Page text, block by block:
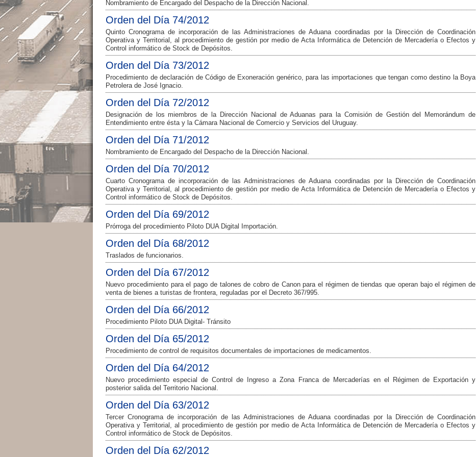
Nombramiento de Encargado del Despacho de la Dirección Nacional.
Orden del Día 74/2012
Quinto Cronograma de incorporación de las Administraciones de Aduana coordinadas por la Dirección de Coordinación
Operativa y Territorial, al procedimiento de gestión por medio de Acta Informática de Detención de Mercadería o Efectos y
Control informático de Stock de Depósitos.
Orden del Día 73/2012
Procedimiento de declaración de Código de Exoneración genérico, para las importaciones que tengan como destino la Boya
Petrolera de José Ignacio.
Orden del Día 72/2012
Designación de los miembros de la Dirección Nacional de Aduanas para la Comisión de Gestión del Memorándum de
Entendimiento entre ésta y la Cámara Nacional de Comercio y Servicios del Uruguay.
Orden del Día 71/2012
Nombramiento de Encargado del Despacho de la Dirección Nacional.
Orden del Día 70/2012
Cuarto Cronograma de incorporación de las Administraciones de Aduana coordinadas por la Dirección de Coordinación
Operativa y Territorial, al procedimiento de gestión por medio de Acta Informática de Detención de Mercadería o Efectos y
Control informático de Stock de Depósitos.
Orden del Día 69/2012
Prórroga del procedimiento Piloto DUA Digital Importación.
Orden del Día 68/2012
Traslados de funcionarios.
Orden del Día 67/2012
Nuevo procedimiento para el pago de talones de cobro de Canon para el régimen de tiendas que operan bajo el régimen de
venta de bienes a turistas de frontera, reguladas por el Decreto 367/995.
Orden del Día 66/2012
Procedimiento Piloto DUA Digital- Tránsito
Orden del Día 65/2012
Procedimiento de control de requisitos documentales de importaciones de medicamentos.
Orden del Día 64/2012
Nuevo procedimiento especial de Control de Ingreso a Zona Franca de Mercaderías en el Régimen de Exportación y
posterior salida del Territorio Nacional.
Orden del Día 63/2012
Tercer Cronograma de incorporación de las Administraciones de Aduana coordinadas por la Dirección de Coordinación
Operativa y Territorial, al procedimiento de gestión por medio de Acta Informática de Detención de Mercadería o Efectos y
Control informático de Stock de Depósitos.
Orden del Día 62/2012